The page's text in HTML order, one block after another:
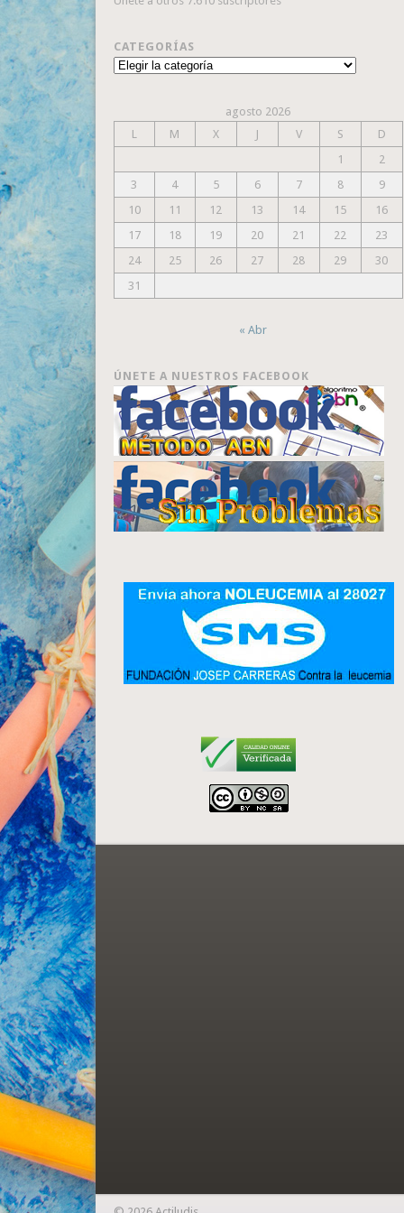
CATEGORÍAS
Categorías
agosto 2026
L
M X J V S
D
1
2
3
4 5 6 7 8
9
10
11 12 13 14 15
16
17
18 19 20 21 22
23
24
25 26 27 28 29
30
31
« Abr
ÚNETE A NUESTROS FACEBOOK